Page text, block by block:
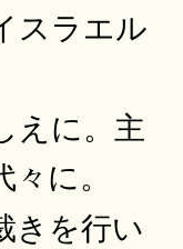
スラエル
えに。主
に。
きを行い